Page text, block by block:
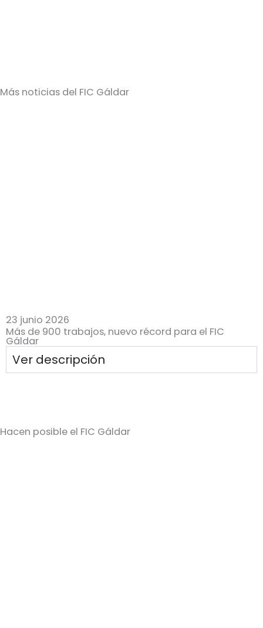
Más noticias del FIC Gáldar
23 junio 2026
Más de 900 trabajos, nuevo récord para el FIC
Gáldar
Ver descripción
Hacen posible el FIC Gáldar